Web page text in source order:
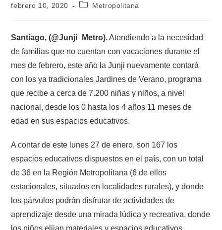
febrero 10, 2020 Metropolitana
Santiago, (@Junji_Metro).Atendiendo a la necesidad
de familias que no cuentan con vacaciones durante el
mes de febrero, este año la Junji nuevamente contará
con los ya tradicionales Jardines de Verano, programa
que recibe a cerca de 7.200 niñas y niños, a nivel
nacional, desde los 0 hasta los 4 años 11 meses de
edad en sus espacios educativos.
A contar de este lunes 27 de enero, son 167 los
espacios educativos dispuestos en el país, con un total
de 36 en la Región Metropolitana (6 de ellos
estacionales, situados en localidades rurales), y donde
los párvulos podrán disfrutar de actividades de
aprendizaje desde una mirada lúdica y recreativa, donde